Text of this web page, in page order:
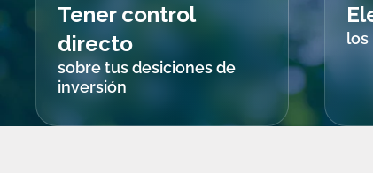
Tener control
directo
sobre tus desiciones de
inversión
los